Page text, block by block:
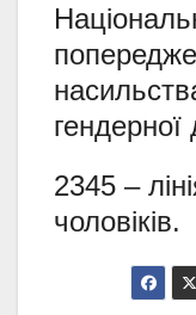
гендерної
2345 –
чоловіків.